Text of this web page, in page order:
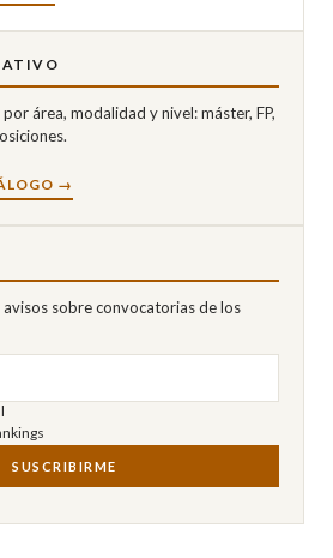
área, modalidad y nivel: máster, FP,
→
sobre convocatorias de los
SUSCRIBIRME